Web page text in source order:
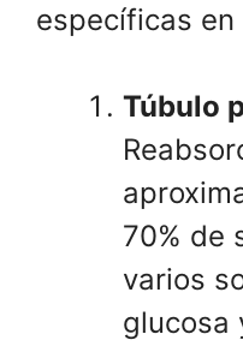
específicas
Túbulo
70% de
varios
glucosa